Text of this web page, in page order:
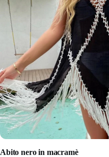
Abito nero in macramè